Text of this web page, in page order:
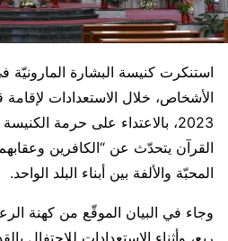
استنكرت كنيسة البشارة المارونيّة
2023، بالاعتداء على حرمة
القرآن يتحدّث عن “الكافرين
المحبّة والألفة بين أبناء البلد الواحد.
وجاء في البيان الموقّع من كهنة
ربع، وأثناء الاستعدادات للاحتفال